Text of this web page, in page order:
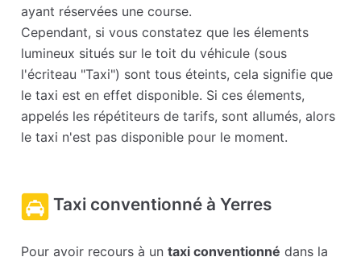
ayant réservées une course.
Cependant, si vous constatez que les élements
lumineux situés sur le toit du véhicule (sous
l'écriteau "Taxi") sont tous éteints, cela signifie que
le taxi est en effet disponible. Si ces élements,
appelés les répétiteurs de tarifs, sont allumés, alors
le taxi n'est pas disponible pour le moment.
Taxi conventionné à Yerres
Pour avoir recours à untaxi conventionné dans la